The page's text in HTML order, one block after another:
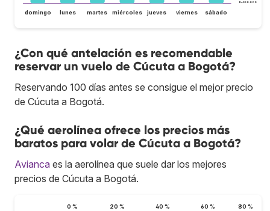
Bs.S80.000
domingo lunes martes miércoles jueves viernes sábado
¿Con qué antelación es recomendable
reservar un vuelo de Cúcuta a Bogotá?
Reservando 100 días antes se consigue el mejor precio
de Cúcuta a Bogotá.
¿Qué aerolínea ofrece los precios más
baratos para volar de Cúcuta a Bogotá?
Avianca es la aerolínea que suele dar los mejores
precios de Cúcuta a Bogotá.
0 % 20 % 40 % 60 % 80 %